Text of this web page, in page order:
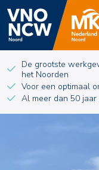
De grootste
het Noorden
Voor een optimaal
Al meer dan 50